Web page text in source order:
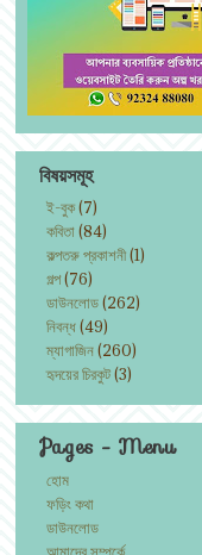
বিষয়সমূহ
ই-বুক(7)
কবিতা(84)
কল্পতরু প্রকাশনী(1)
গল্প(76)
ডাউনলোড(262)
নিবন্ধ(49)
ম্যাগাজিন(260)
হৃদয়ের চিরকুট(3)
Pages - Menu
হোম
ফড়িং কথা
ডাউনলোড